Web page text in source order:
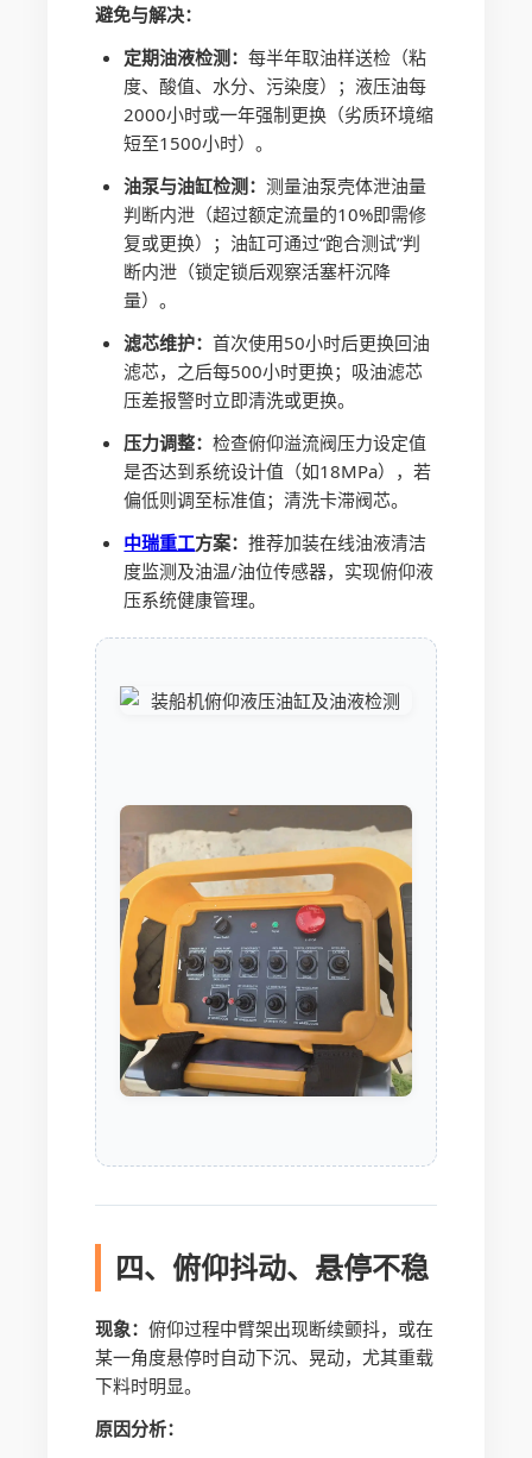
避免与解决：
定期油液检测：每半年取油样送检（粘
度、酸值、水分、污染度）；液压油每
2000小时或一年强制更换（劣质环境缩
短至1500小时）。
油泵与油缸检测：测量油泵壳体泄油量
判断内泄（超过额定流量的10%即需修
复或更换）；油缸可通过“跑合测试”判
断内泄（锁定锁后观察活塞杆沉降
量）。
滤芯维护：首次使用50小时后更换回油
滤芯，之后每500小时更换；吸油滤芯
压差报警时立即清洗或更换。
压力调整：检查俯仰溢流阀压力设定值
是否达到系统设计值（如18MPa），若
偏低则调至标准值；清洗卡滞阀芯。
中瑞重工方案：推荐加装在线油液清洁
度监测及油温/油位传感器，实现俯仰液
压系统健康管理。
四、俯仰抖动、悬停不稳
现象：俯仰过程中臂架出现断续颤抖，或在
某一角度悬停时自动下沉、晃动，尤其重载
下料时明显。
原因分析：